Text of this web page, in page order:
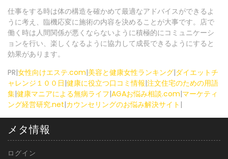
仕事をする時は体の構造を確かめて最適なアドバイスができるよ
うに考え、臨機応変に施術の内容を決めることが大事です。店で
働く時は人間関係が悪くならないように積極的にコミュニケーシ
ョンを行い、楽しくなるように協力して成長できるようにすると
効果があります。
PR|女性向けエステ.com|美容と健康女性ランキング|ダイエットチ
ャレンジ１００日|健康に役立つ口コミ情報|注文住宅のための用語
集|健康マニアによる無病ライフ|AGAお悩み相談.com|マーケティ
ング経営研究.net|カウンセリングのお悩み解決サイト |
メタ情報
ログイン